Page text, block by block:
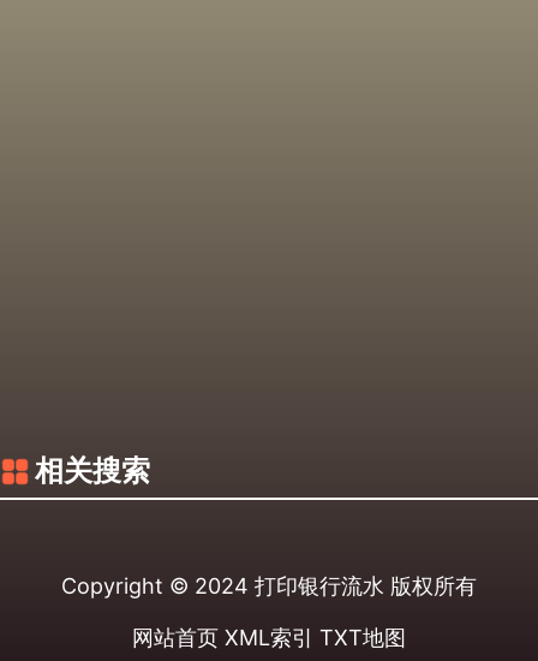
相关搜索
Copyright © 2024 打印银行流水 版权所有
网站首页 XML索引 TXT地图